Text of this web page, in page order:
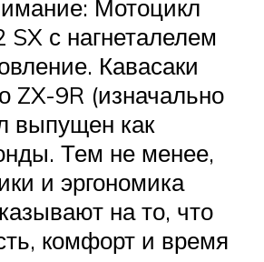
Мотоцикл
с нагнеталелем
Кавасаки
ZX-9R (изначально
выпущен как
Тем не менее,
и эргономика
на то, что
комфорт и время